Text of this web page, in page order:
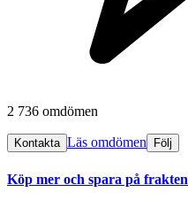
2 736 omdömen
Kontakta Läs omdömen Följ
Köp mer och spara på frakten